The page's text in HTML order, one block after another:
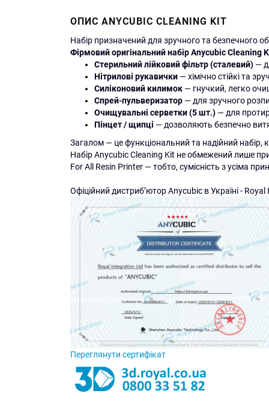
ОПИС ANYCUBIC CLEANING KIT
Набір призначений для зручного та безпечного
Фірмовий оригінальний набір Anycubic Cleaning
Стерильний лійковий фільтр (сталевий) —
Нітрилові рукавички — хімічно стійкі та
Силіконовий килимок — гнучкий, легко
Спрей-пульверизатор — для зручного
Очищувальні серветки (5 шт.) — для
Пінцет / щипці — дозволяють безпечно
Загалом — це функціональний та надійний
Набір Anycubic Cleaning Kit не обмежений лише
For All Resin Printer — тобто, сумісність з усіма
Офіційний дистриб’ютор Anycubic в Україні -
Переглянути сертифікат